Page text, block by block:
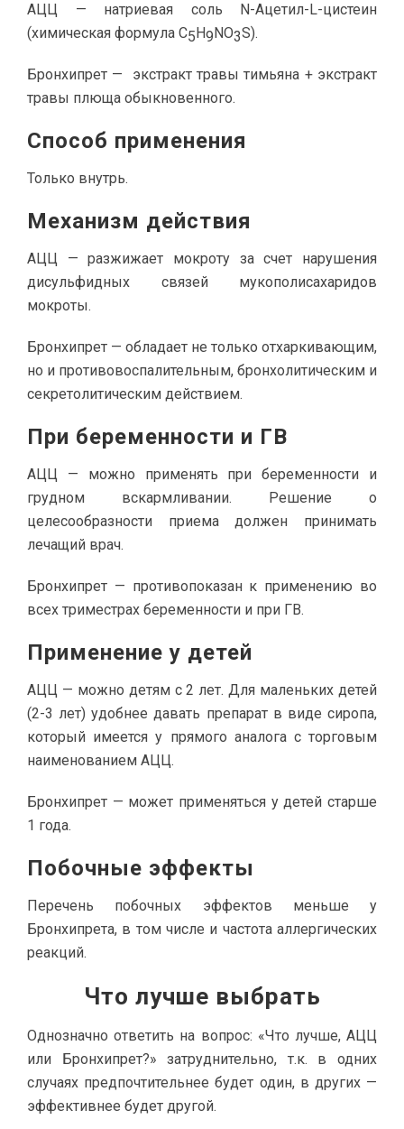
АЦЦ — натриевая соль N-Ацетил-L-цистеин
(химическая формула C5H9NO3S).
Бронхипрет — экстракт травы тимьяна + экстракт
травы плюща обыкновенного.
Способ применения
Только внутрь.
Механизм действия
АЦЦ — разжижает мокроту за счет нарушения
дисульфидных связей мукополисахаридов
мокроты.
Бронхипрет — обладает не только отхаркивающим,
но и противовоспалительным, бронхолитическим и
секретолитическим действием.
При беременности и ГВ
АЦЦ — можно применять при беременности и
грудном вскармливании. Решение о
целесообразности приема должен принимать
лечащий врач.
Бронхипрет — противопоказан к применению во
всех триместрах беременности и при ГВ.
Применение у детей
АЦЦ — можно детям с 2 лет. Для маленьких детей
(2-3 лет) удобнее давать препарат в виде сиропа,
который имеется у прямого аналога с торговым
наименованием АЦЦ.
Бронхипрет — может применяться у детей старше
1 года.
Побочные эффекты
Перечень побочных эффектов меньше у
Бронхипрета, в том числе и частота аллергических
реакций.
Что лучше выбрать
Однозначно ответить на вопрос: «Что лучше, АЦЦ
или Бронхипрет?» затруднительно, т.к. в одних
случаях предпочтительнее будет один, в других —
эффективнее будет другой.